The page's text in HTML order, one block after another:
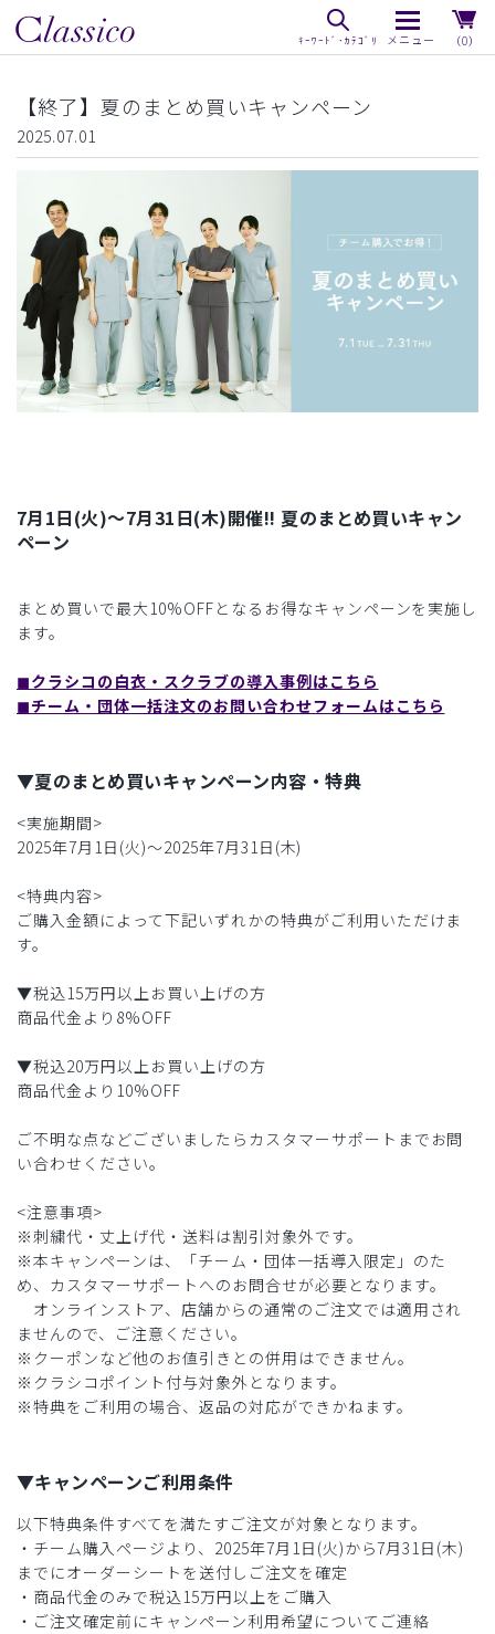
（0）
【終了】夏のまとめ買いキャンペーン
2025.07.01
7月1日(火)〜7月31日(木)開催!! 夏のまとめ買いキャン
ペーン
まとめ買いで最大10%OFFとなるお得なキャンペーンを実施し
ます。
◼︎クラシコの白衣・スクラブの導入事例はこちら
◼︎チーム・団体一括注文のお問い合わせフォームはこちら
▼夏のまとめ買いキャンペーン内容・特典
<実施期間>
2025年7月1日(火)〜2025年7月31日(木)
<特典内容>
ご購入金額によって下記いずれかの特典がご利用いただけま
す。
▼税込15万円以上お買い上げの方
商品代金より8%OFF
▼税込20万円以上お買い上げの方
商品代金より10%OFF
ご不明な点などございましたらカスタマーサポートまでお問
い合わせください。
<注意事項>
※刺繍代・丈上げ代・送料は割引対象外です。
※本キャンペーンは、「チーム・団体一括導入限定」のた
め、カスタマーサポートへのお問合せが必要となります。
オンラインストア、店舗からの通常のご注文では適用され
ませんので、ご注意ください。
※クーポンなど他のお値引きとの併用はできません。
※クラシコポイント付与対象外となります。
※特典をご利用の場合、返品の対応ができかねます。
▼キャンペーンご利用条件
以下特典条件すべてを満たすご注文が対象となります。
・チーム購入ページより、2025年7月1日(火)から7月31日(木)
までにオーダーシートを送付しご注文を確定
・商品代金のみで税込15万円以上をご購入
・ご注文確定前にキャンペーン利用希望についてご連絡